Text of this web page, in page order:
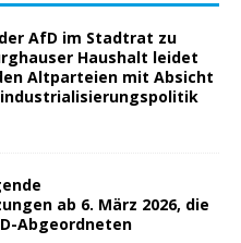
AfD im Stadtrat zu
Haushalt leidet
Altparteien mit Absicht
ab 6. März 2026, die
Abgeordneten